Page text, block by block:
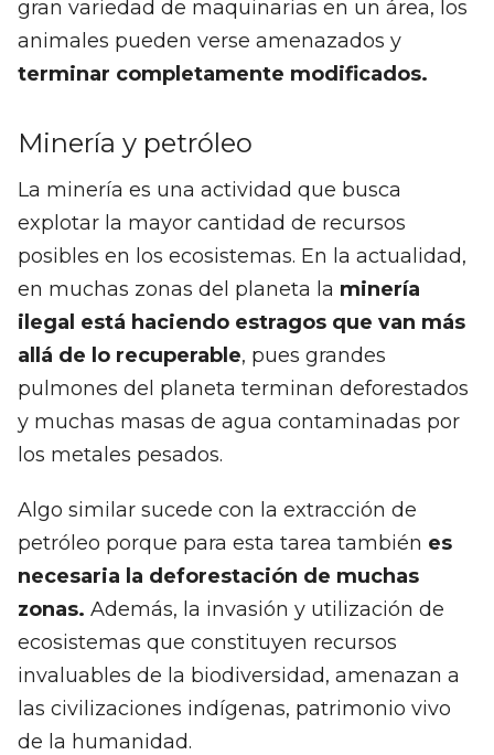
gran variedad de maquinarias en un área, los
animales pueden verse amenazados y
terminar completamente modificados.
Minería y petróleo
La minería es una actividad que busca
explotar la mayor cantidad de recursos
posibles en los ecosistemas. En la actualidad,
en muchas zonas del planeta la minería
ilegal está haciendo estragos que van más
allá de lo recuperable, pues grandes
pulmones del planeta terminan deforestados
y muchas masas de agua contaminadas por
los metales pesados.
Algo similar sucede con la extracción de
petróleo porque para esta tarea también es
necesaria la deforestación de muchas
zonas. Además, la invasión y utilización de
ecosistemas que constituyen recursos
invaluables de la biodiversidad, amenazan a
las civilizaciones indígenas, patrimonio vivo
de la humanidad.